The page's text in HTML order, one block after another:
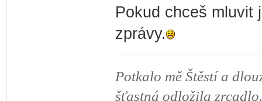
Pokud chceš mluvit
zprávy.
Potkalo mě Štěstí a
šťastná odložila zrcadlo.